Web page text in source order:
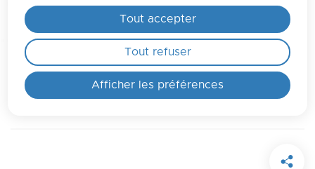
Afficher les préférences
Tout accepter
Tout refuser
La Pévèle Carembault